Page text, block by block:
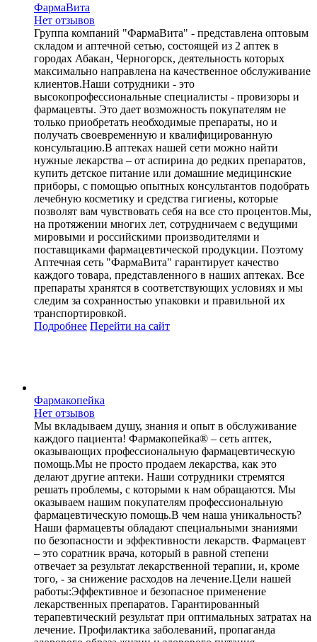
ФармаВита
Нет отзывов
Группа компаний "ФармаВита" - представлена оптовым
складом и аптечной сетью, состоящей из 2 аптек в
городах Абакан, Черногорск, деятельность которых
максимально направлена на качественное обслуживание
клиентов.Наши сотрудники - это
высокопрофессиональные специалисты - провизоры и
фармацевты. Это дает возможность покупателям не
только приобретать необходимые препараты, но и
получать своевременную и квалифицированную
консультацию.В аптеках нашей сети можно найти
нужные лекарства – от аспирина до редких препаратов,
купить детское питание или домашние медицинские
приборы, с помощью опытных консультантов подобрать
лечебную косметику и средства гигиены, которые
позволят вам чувствовать себя на все сто процентов.Мы,
на протяжении многих лет, сотрудничаем с ведущими
мировыми и российскими производителями и
поставщиками фармацевтической продукции. Поэтому
Аптечная сеть "ФармаВита" гарантирует качество
каждого товара, представленного в наших аптеках. Все
препараты хранятся в соответствующих условиях и мы
следим за сохранностью упаковки и правильной их
транспортировкой.
Подробнее Перейти на сайт
Фармакопейка
Нет отзывов
Мы вкладываем душу, знания и опыт в обслуживание
каждого пациента! Фармакопейка® – сеть аптек,
оказывающих профессиональную фармацевтическую
помощь.Мы не просто продаем лекарства, как это
делают другие аптеки. Наши сотрудники стремятся
решать проблемы, с которыми к нам обращаются. Мы
оказываем нашим покупателям профессиональную
фармацевтическую помощь.В чем наша уникальность?
Наши фармацевты обладают специальными знаниями
по безопасности и эффективности лекарств. Фармацевт
– это соратник врача, который в равной степени
отвечает за результат лекарственной терапии, и, кроме
того, - за снижение расходов на лечение.Цели нашей
работы:Эффективное и безопасное применение
лекарственных препаратов. Гарантированный
терапевтический результат при оптимальных затратах на
лечение. Профилактика заболеваний, пропаганда